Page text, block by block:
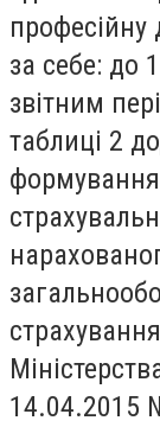
професійну
за себе: до
звітним
таблиці 2
14.04.2015